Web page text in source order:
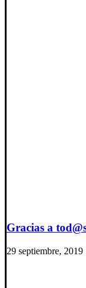
Gracias a
29 septiembre, 2019